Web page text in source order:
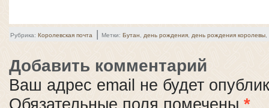
Рубрика: Королевская почта | Метки: Бутан день рождения день рождения королевы
Добавить комментарий
Ваш адрес email не будет
Обязательные поля помечены *